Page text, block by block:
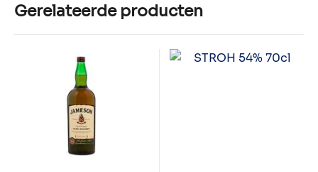
Gerelateerde producten